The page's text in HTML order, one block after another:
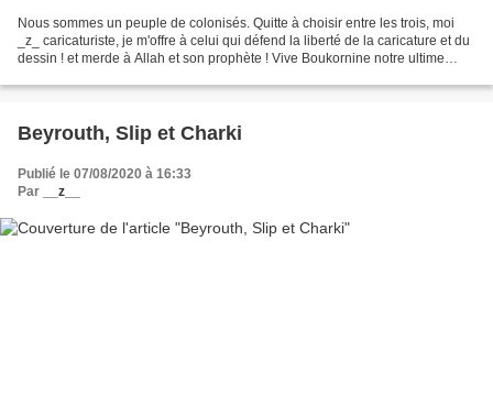
Nous sommes un peuple de colonisés. Quitte à choisir entre les trois, moi
_z_ caricaturiste, je m'offre à celui qui défend la liberté de la caricature et du
dessin ! et merde à Allah et son prophète ! Vive Boukornine notre ultime
Beyrouth, Slip et Charki
Publié le 07/08/2020 à 16:33
Par
__z__